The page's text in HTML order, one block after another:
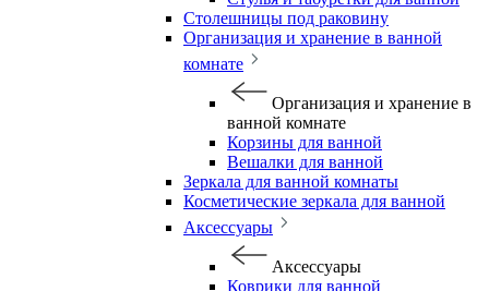
Столешницы под раковину
Организация и хранение в ванной
комнате
Организация и хранение в
ванной комнате
Корзины для ванной
Вешалки для ванной
Зеркала для ванной комнаты
Косметические зеркала для ванной
Аксессуары
Аксессуары
Коврики для ванной